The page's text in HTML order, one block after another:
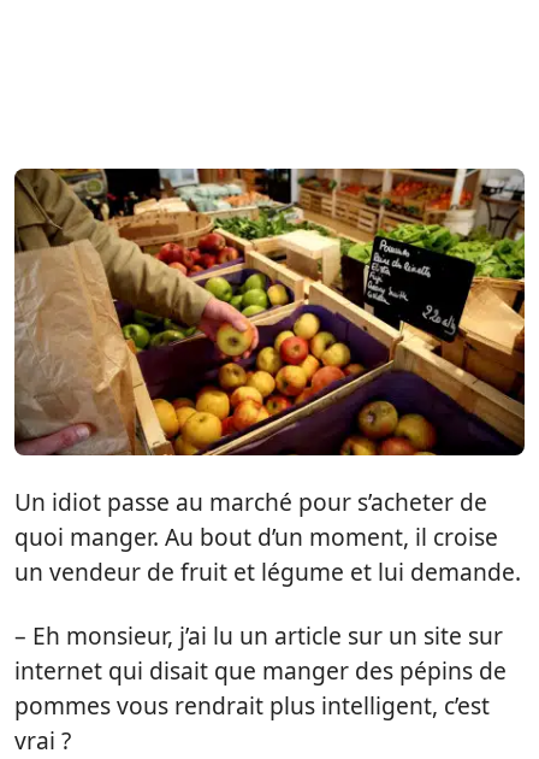
Un idiot passe au marché pour s’acheter de
quoi manger. Au bout d’un moment, il croise
un vendeur de fruit et légume et lui demande.
– Eh monsieur, j’ai lu un article sur un site sur
internet qui disait que manger des pépins de
pommes vous rendrait plus intelligent, c’est
vrai ?